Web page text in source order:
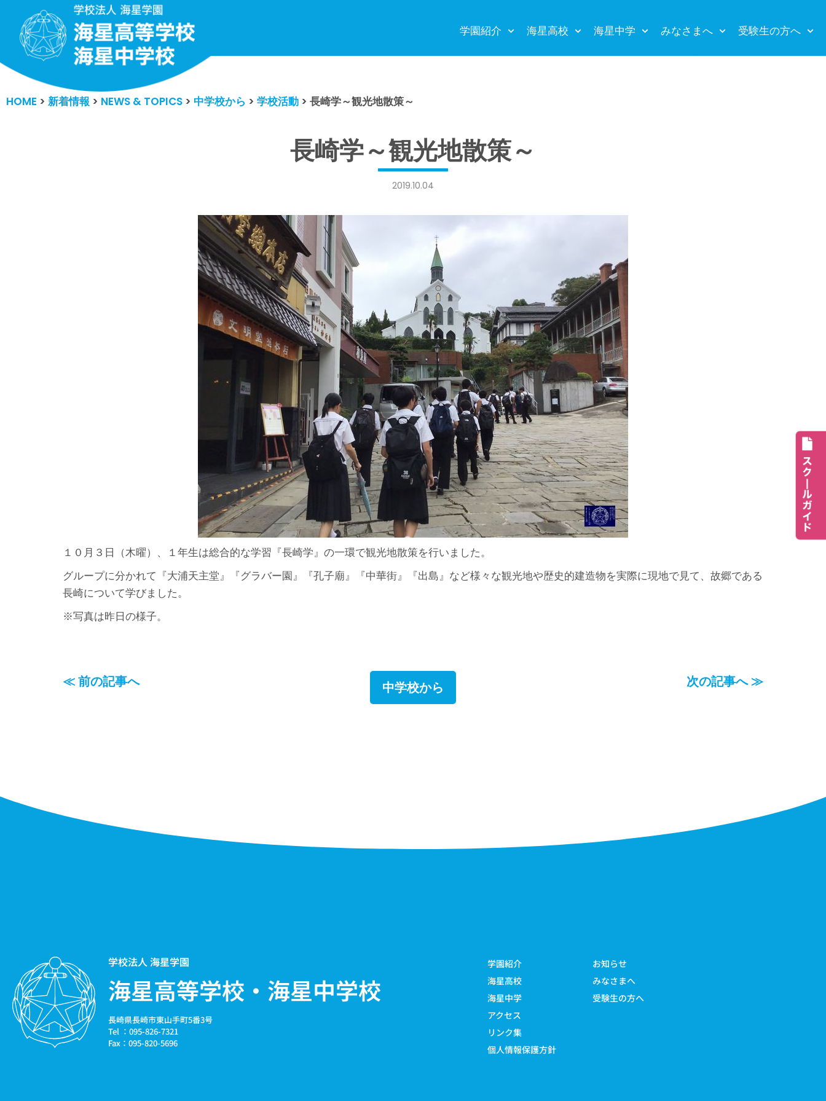
コ
テ
ツ
学園紹介 海星高校 海星中学 みなさまへ 受験生の方へ
HOME > 新着情報> NEWS & TOPICS > 中学校から > 学校活動 > 長崎学～観光地散策～
長崎学～観光地散策～
2019.10.04
１０月３日（木曜）、１年生は総合的な学習『長崎学』の一環で観光地散策を行いました。
グループに分かれて『大浦天主堂』『グラバー園』『孔子廟』『中華街』『出島』など様々な観光地や歴史的建造物を実際に現地で見て、故郷である
長崎について学びました。
※写真は昨日の様子。
≪ 前の記事へ 中学校から 次の記事へ ≫
学校法人 海星学園
海星高等学校・海星中学校
長崎県長崎市東山手町5番3号
Tel ：095-826-7321
Fax：095-820-5696
学園紹介
海星高校
海星中学
アクセス
リンク集
個人情報保護方針
お知らせ
みなさまへ
受験生の方へ